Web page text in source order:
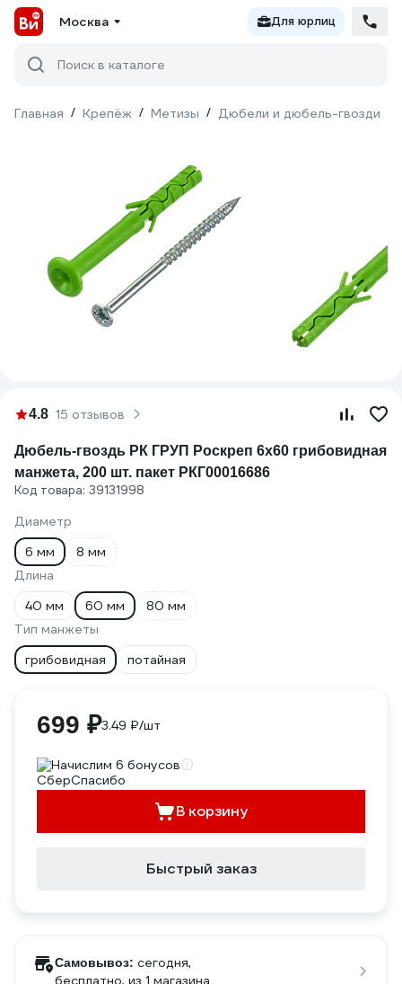
Москва Для юрлиц
Поиск в каталоге
Главная / Крепёж / Метизы / Дюбели и дюбель-гвозди
4.8 15 отзывов
Дюбель-гвоздь РК ГРУП Роскреп 6x60 грибовидная
манжета, 200 шт. пакет РКГ00016686
Код товара: 39131998
Диаметр
6 мм
8 мм
Длина
40 мм
60 мм
80 мм
Тип манжеты
грибовидная
потайная
699 ₽3.49 ₽/шт
Начислим 6 бонусов
В корзину
Быстрый заказ
Самовывоз: сегодня,
бесплатно, из 1 магазина